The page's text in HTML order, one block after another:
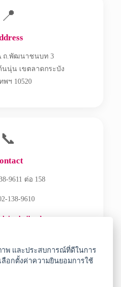
📍
ถ.พัฒนาชนบท 3
นนุ่น เขตลาดกระบัง
พฯ 10520
📞
9611 ต่อ 158
138-9610
าพ และประสบการณ์ที่ดีในการ
อกตั้งค่าความยินยอมการใช้